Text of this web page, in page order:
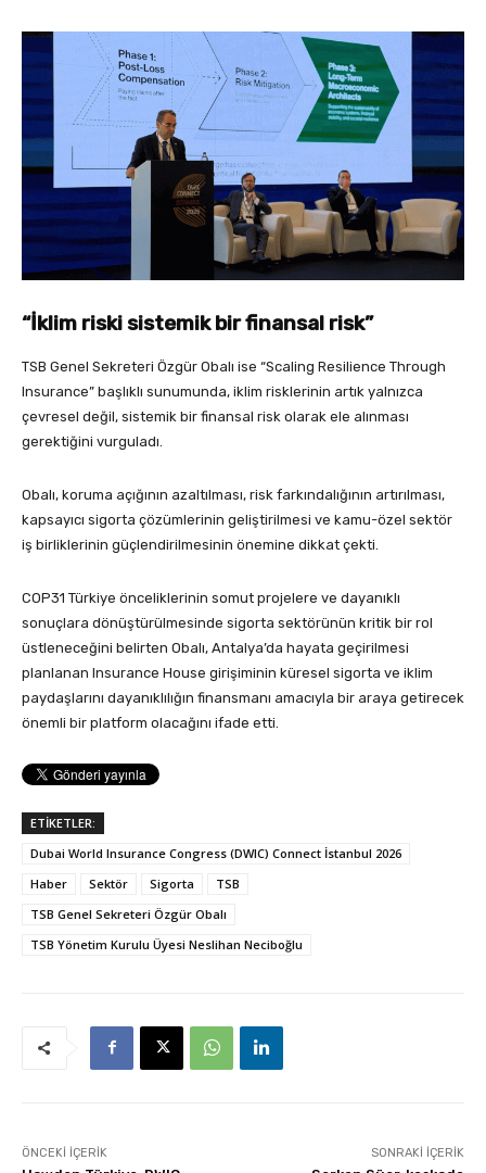
“İklim riski sistemik bir finansal risk”
TSB Genel Sekreteri Özgür Obalı ise “Scaling Resilience Through
Insurance” başlıklı sunumunda, iklim risklerinin artık yalnızca
çevresel değil, sistemik bir finansal risk olarak ele alınması
gerektiğini vurguladı.
Obalı, koruma açığının azaltılması, risk farkındalığının artırılması,
kapsayıcı sigorta çözümlerinin geliştirilmesi ve kamu-özel sektör
iş birliklerinin güçlendirilmesinin önemine dikkat çekti.
COP31 Türkiye önceliklerinin somut projelere ve dayanıklı
sonuçlara dönüştürülmesinde sigorta sektörünün kritik bir rol
üstleneceğini belirten Obalı, Antalya’da hayata geçirilmesi
planlanan Insurance House girişiminin küresel sigorta ve iklim
paydaşlarını dayanıklılığın finansmanı amacıyla bir araya getirecek
önemli bir platform olacağını ifade etti.
ETİKETLER:
Dubai World Insurance Congress (DWIC) Connect İstanbul 2026
Haber
Sektör Sigorta
TSB
TSB Genel Sekreteri Özgür Obalı
TSB Yönetim Kurulu Üyesi Neslihan Neciboğlu
ÖNCEKI İÇERIK SONRAKI İÇERIK